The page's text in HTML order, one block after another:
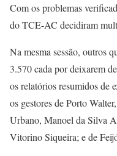
Com os problemas
do TCE-AC decidiram
Na mesma sessão, outros
3.570 cada por deixarem
os relatórios resumidos de
os gestores de Porto
Urbano, Manoel da Silva
Vitorino Siqueira; e de